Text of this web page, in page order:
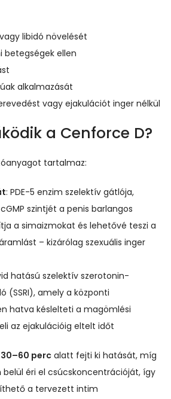
libidó növelését
betegségek ellen
alkalmazását
vagy ejakulációt inger nélkül
a Cenforce D?
tartalmaz:
: PDE-5 enzim szelektív gátlója,
szintjét a penis barlangos
a simaizmokat és lehetővé teszi a
– kizárólag szexuális inger
hatású szelektív szerotonin-
(SSRI), amely a központi
hatva késlelteti a magömlési
az ejakulációig eltelt időt
30–60 perc alatt fejti ki hatását, míg
belül éri el csúcskoncentrációját, így
a tervezett intim